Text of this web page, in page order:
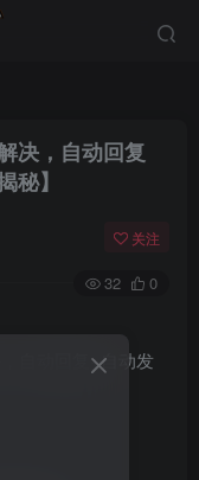
决，自动回复
秘】
关注
32 0